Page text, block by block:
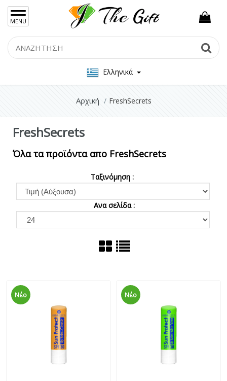
MENU
Ελληνικά
Αρχική FreshSecrets
×
Γυναικείες Τσάντες
Ανδρικές Τσάντες
Γυναικεία Κοσμήματα Ασήμι 925
Γυναικεία Κοσμήματα Ατσάλι
Γυναικεία Περιποίηση
Αντηλιακά
FreshSecrets
Όλα τα προϊόντα απο FreshSecrets
Ταξινόμηση :
Ανα σελίδα :
Νέο Νέο